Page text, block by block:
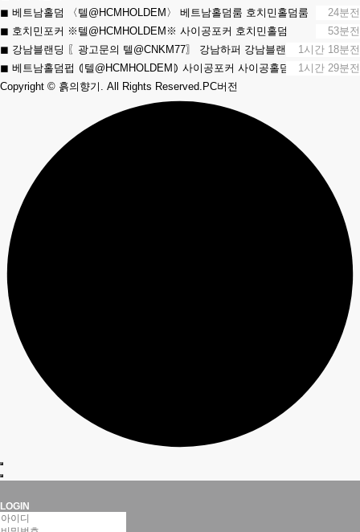
◼︎ 베트남홀덤 〈텔@HCMHOLDEM〉 베트남홀덤룸 호치민홀덤룸
24분전
◼︎ 호치민포커 ※텔@HCMHOLDEM※ 사이공포커 호치민홀덤
53분전
◼︎ 강남블랜딩 〖광고문의 텔@CNKM77〗 강남하퍼 강남블랜딩 강남블랜딩
1시간 18분전
◼︎ 베트남홀덤펍 ⦇텔@HCMHOLDEM⦈ 사이공포커 사이공홀덤
1시간 29분전
Copyright © 흙의향기. All Rights Reserved. PC버전
LOGIN